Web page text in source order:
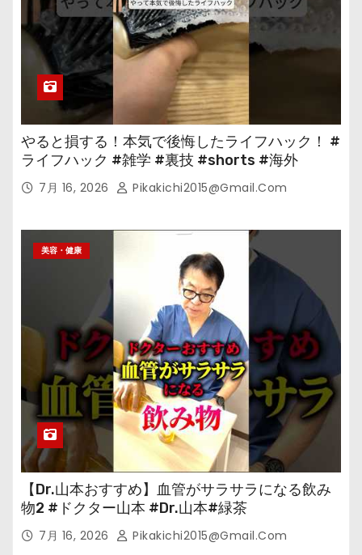
やると損する！本気で後悔したライフハック！ #
ライフハック #雑学 #裏技 #shorts #海外
7月 16, 2026 Pikakichi2015@gmail.com
美容・健康
【Dr.山本おすすめ】血管がサラサラになる飲み
物2 #ドクター山本 #Dr.山本#緑茶
7月 16, 2026 Pikakichi2015@gmail.com